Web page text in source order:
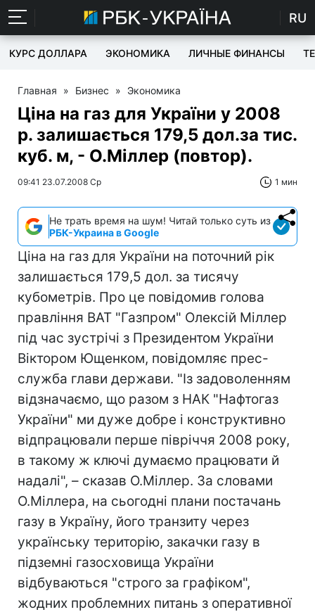
RU
КУРС ДОЛЛАРА ЭКОНОМИКА ЛИЧНЫЕ ФИНАНСЫ
Главная » Бизнес » Экономика
Ціна на газ для України у 2008
р. залишається 179,5 дол.за тис.
куб. м, - О.Міллер (повтор).
09:41 23.07.2008 Ср 1 мин
Не трать время на шум! Читай только суть из
РБК-Украина в Google
Ціна на газ для України на поточний рік
залишається 179,5 дол. за тисячу
кубометрів. Про це повідомив голова
правління ВАТ "Газпром" Олексій Міллер
під час зустрічі з Президентом України
Віктором Ющенком, повідомляє прес-
служба глави держави. "Із задоволенням
відзначаємо, що разом з НАК "Нафтогаз
України" ми дуже добре і конструктивно
відпрацювали перше півріччя 2008 року,
в такому ж ключі думаємо працювати й
надалі", – сказав О.Міллер. За словами
О.Міллера, на сьогодні плани постачань
газу в Україну, його транзиту через
українську територію, закачки газу в
підземні газосховища України
відбуваються "строго за графіком",
жодних проблемних питань з оперативної